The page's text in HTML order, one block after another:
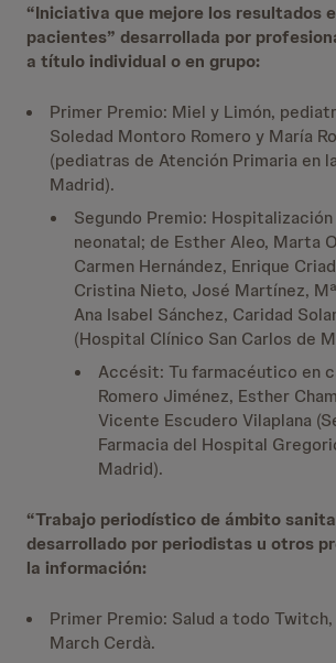
“Iniciativa que mejore los resultados
pacientes” desarrollada por
a título individual o en grupo:
Primer Premio: Miel y Limón,
Soledad Montoro Romero y María
(pediatras de Atención Primaria en
Madrid).
Segundo Premio:
neonatal; de Esther Aleo, Marta
Carmen Hernández, Enrique
Cristina Nieto, José Martínez,
Ana Isabel Sánchez, Caridad
(Hospital Clínico San Carlos de
Accésit: Tu farmacéutico en
Romero Jiménez, Esther
Vicente Escudero Vilaplana
Farmacia del Hospital
Madrid).
“Trabajo periodístico de ámbito
desarrollado por periodistas u otros
la información:
Primer Premio: Salud a todo
March Cerdà.